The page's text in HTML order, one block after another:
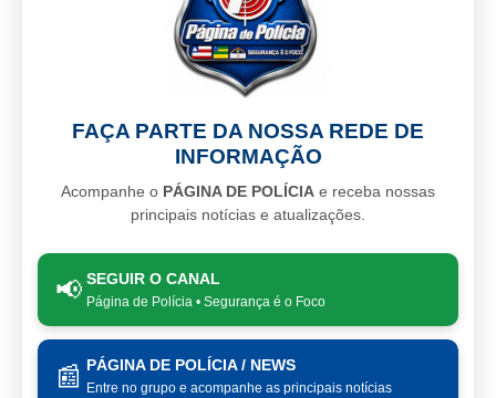
FAÇA PARTE DA NOSSA REDE DE
INFORMAÇÃO
Acompanhe o PÁGINA DE POLÍCIA e receba nossas
principais notícias e atualizações.
📢 SEGUIR O CANAL
Página de Polícia • Segurança é o Foco
📰 PÁGINA DE POLÍCIA / NEWS
Entre no grupo e acompanhe as principais notícias